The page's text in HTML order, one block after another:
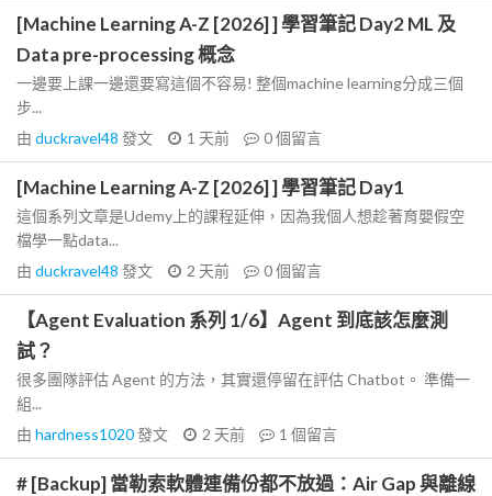
[Machine Learning A-Z [2026] ] 學習筆記 Day2 ML 及
Data pre-processing 概念
一邊要上課一邊還要寫這個不容易! 整個machine learning分成三個
步...
由 duckravel48 發文 1 天前 0個留言
[Machine Learning A-Z [2026] ] 學習筆記 Day1
這個系列文章是Udemy上的課程延伸，因為我個人想趁著育嬰假空
檔學一點data...
由 duckravel48 發文 2 天前 0個留言
【Agent Evaluation 系列 1/6】Agent 到底該怎麼測
試？
很多團隊評估 Agent 的方法，其實還停留在評估 Chatbot。 準備一
組...
由 hardness1020發文 2 天前 1 個留言
# [Backup] 當勒索軟體連備份都不放過：Air Gap 與離線